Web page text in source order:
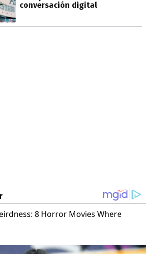
conversación digital